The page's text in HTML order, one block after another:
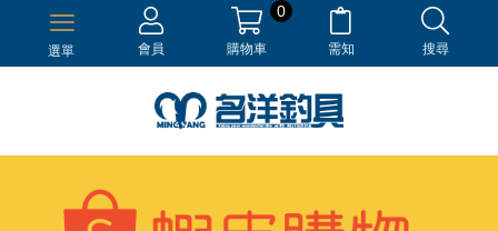
選單 會員 購物車
0
需知 搜尋